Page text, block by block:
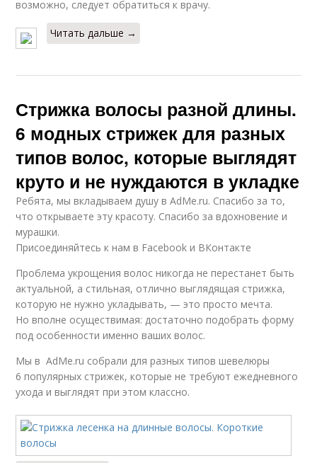
возможно, следует обратиться к врачу.
Читать дальше →
Стрижка волосы разной длины.
6 модных стрижек для разных
типов волос, которые выглядят
круто и не нуждаются в укладке
Ребята, мы вкладываем душу в AdMe.ru. Cпасибо за то,
что открываете эту красоту. Спасибо за вдохновение и
мурашки.
Присоединяйтесь к нам в Facebook и ВКонтакте
Проблема укрощения волос никогда не перестанет быть
актуальной, а стильная, отлично выглядящая стрижка,
которую не нужно укладывать, — это просто мечта.
Но вполне осуществимая: достаточно подобрать форму
под особенности именно ваших волос.
Мы в AdMe.ru собрали для разных типов шевелюры
6 популярных стрижек, которые не требуют ежедневного
ухода и выглядят при этом классно.